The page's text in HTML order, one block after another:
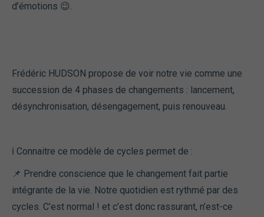
d’émotions 😉.
Frédéric HUDSON propose de voir notre vie comme une
succession de 4 phases de changements : lancement,
désynchronisation, désengagement, puis renouveau.
ℹ Connaitre ce modèle de cycles permet de :
📌 Prendre conscience que le changement fait partie
intégrante de la vie. Notre quotidien est rythmé par des
cycles. C’est normal ! et c’est donc rassurant, n’est-ce